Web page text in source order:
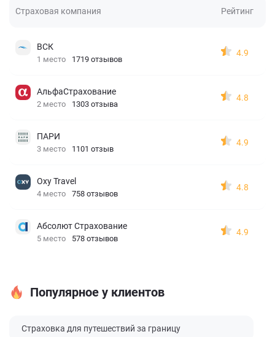
Страховая компания Рейтинг
ВСК
1 место 1719 отзывов
4.9
АльфаСтрахование
2 место 1303 отзыва
4.8
ПАРИ
3 место 1101 отзыв
4.9
Oxy Travel
4 место 758 отзывов
4.8
Абсолют Страхование
5 место 578 отзывов
4.9
Популярное у клиентов
Страховка для путешествий за границу